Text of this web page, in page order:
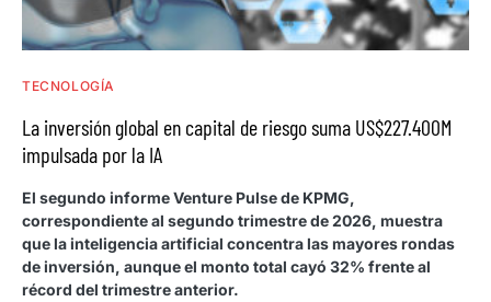
TECNOLOGÍA
La inversión global en capital de riesgo suma US$227.400M
impulsada por la IA
El segundo informe Venture Pulse de KPMG,
correspondiente al segundo trimestre de 2026, muestra
que la inteligencia artificial concentra las mayores rondas
de inversión, aunque el monto total cayó 32% frente al
récord del trimestre anterior.